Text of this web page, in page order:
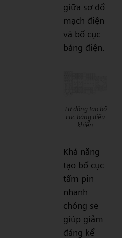
giữa sơ đồ
mạch điện
và bố cục
bảng điện.
Tự động tạo bố
cục bảng điều
khiển
Khả năng
tạo bố cục
tấm pin
nhanh
chóng sẽ
giúp giảm
đáng kể